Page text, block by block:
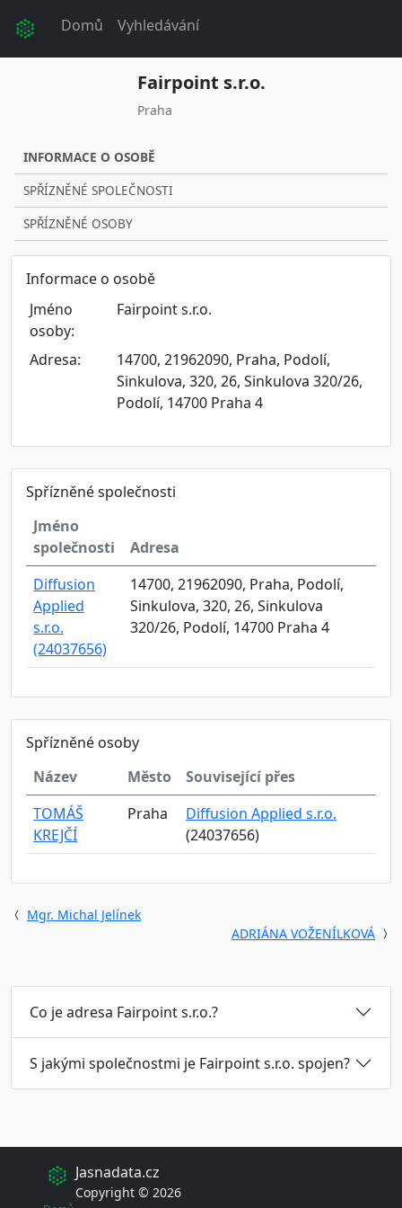
Domů Vyhledávání
Fairpoint s.r.o.
Praha
INFORMACE O OSOBĚ
SPŘÍZNĚNÉ SPOLEČNOSTI
SPŘÍZNĚNÉ OSOBY
Informace o osobě
Jméno
osoby:
Fairpoint s.r.o.
Adresa:
14700, 21962090, Praha, Podolí,
Sinkulova, 320, 26, Sinkulova 320/26,
Podolí, 14700 Praha 4
Spřízněné společnosti
Jméno
společnosti
Adresa
Diffusion
Applied
s.r.o.
(24037656)
14700, 21962090, Praha, Podolí,
Sinkulova, 320, 26, Sinkulova
320/26, Podolí, 14700 Praha 4
Spřízněné osoby
Název
Město
Související přes
TOMÁŠ
KREJČÍ
Praha
Diffusion Applied s.r.o.
(24037656)
Mgr. Michal Jelínek
ADRIÁNA VOŽENÍLKOVÁ
Co je adresa Fairpoint s.r.o.?
S jakými společnostmi je Fairpoint s.r.o. spojen?
Jasnadata.cz
Copyright © 2026